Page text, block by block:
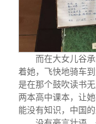
而在大女儿谷
着她，飞快地骑车
是在那个鼓吹读书
两本高中课本，让
能没有知识，中国